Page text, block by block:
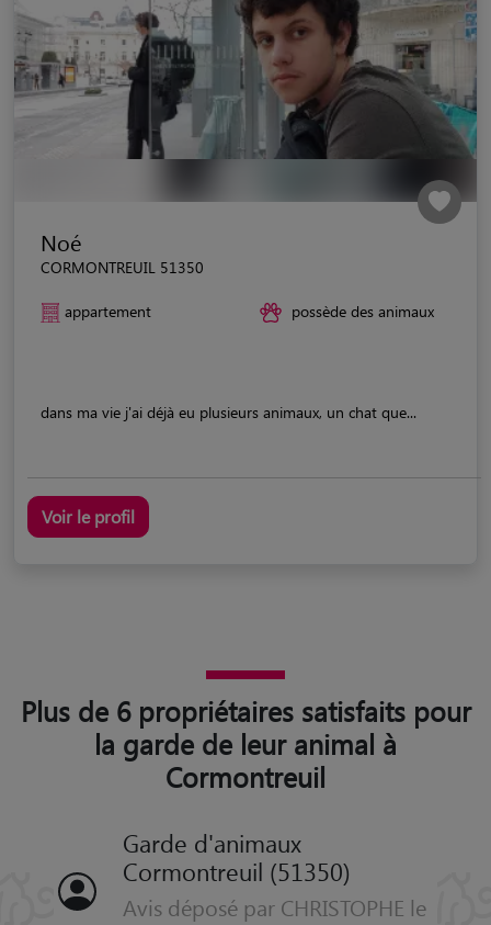
Noé
CORMONTREUIL 51350
appartement possède des animaux
dans ma vie j'ai déjà eu plusieurs animaux, un chat que...
Voir le profil
Plus de 6 propriétaires satisfaits pour
la garde de leur animal à
Cormontreuil
Garde d'animaux
Cormontreuil (51350)
Avis déposé par CHRISTOPHE le